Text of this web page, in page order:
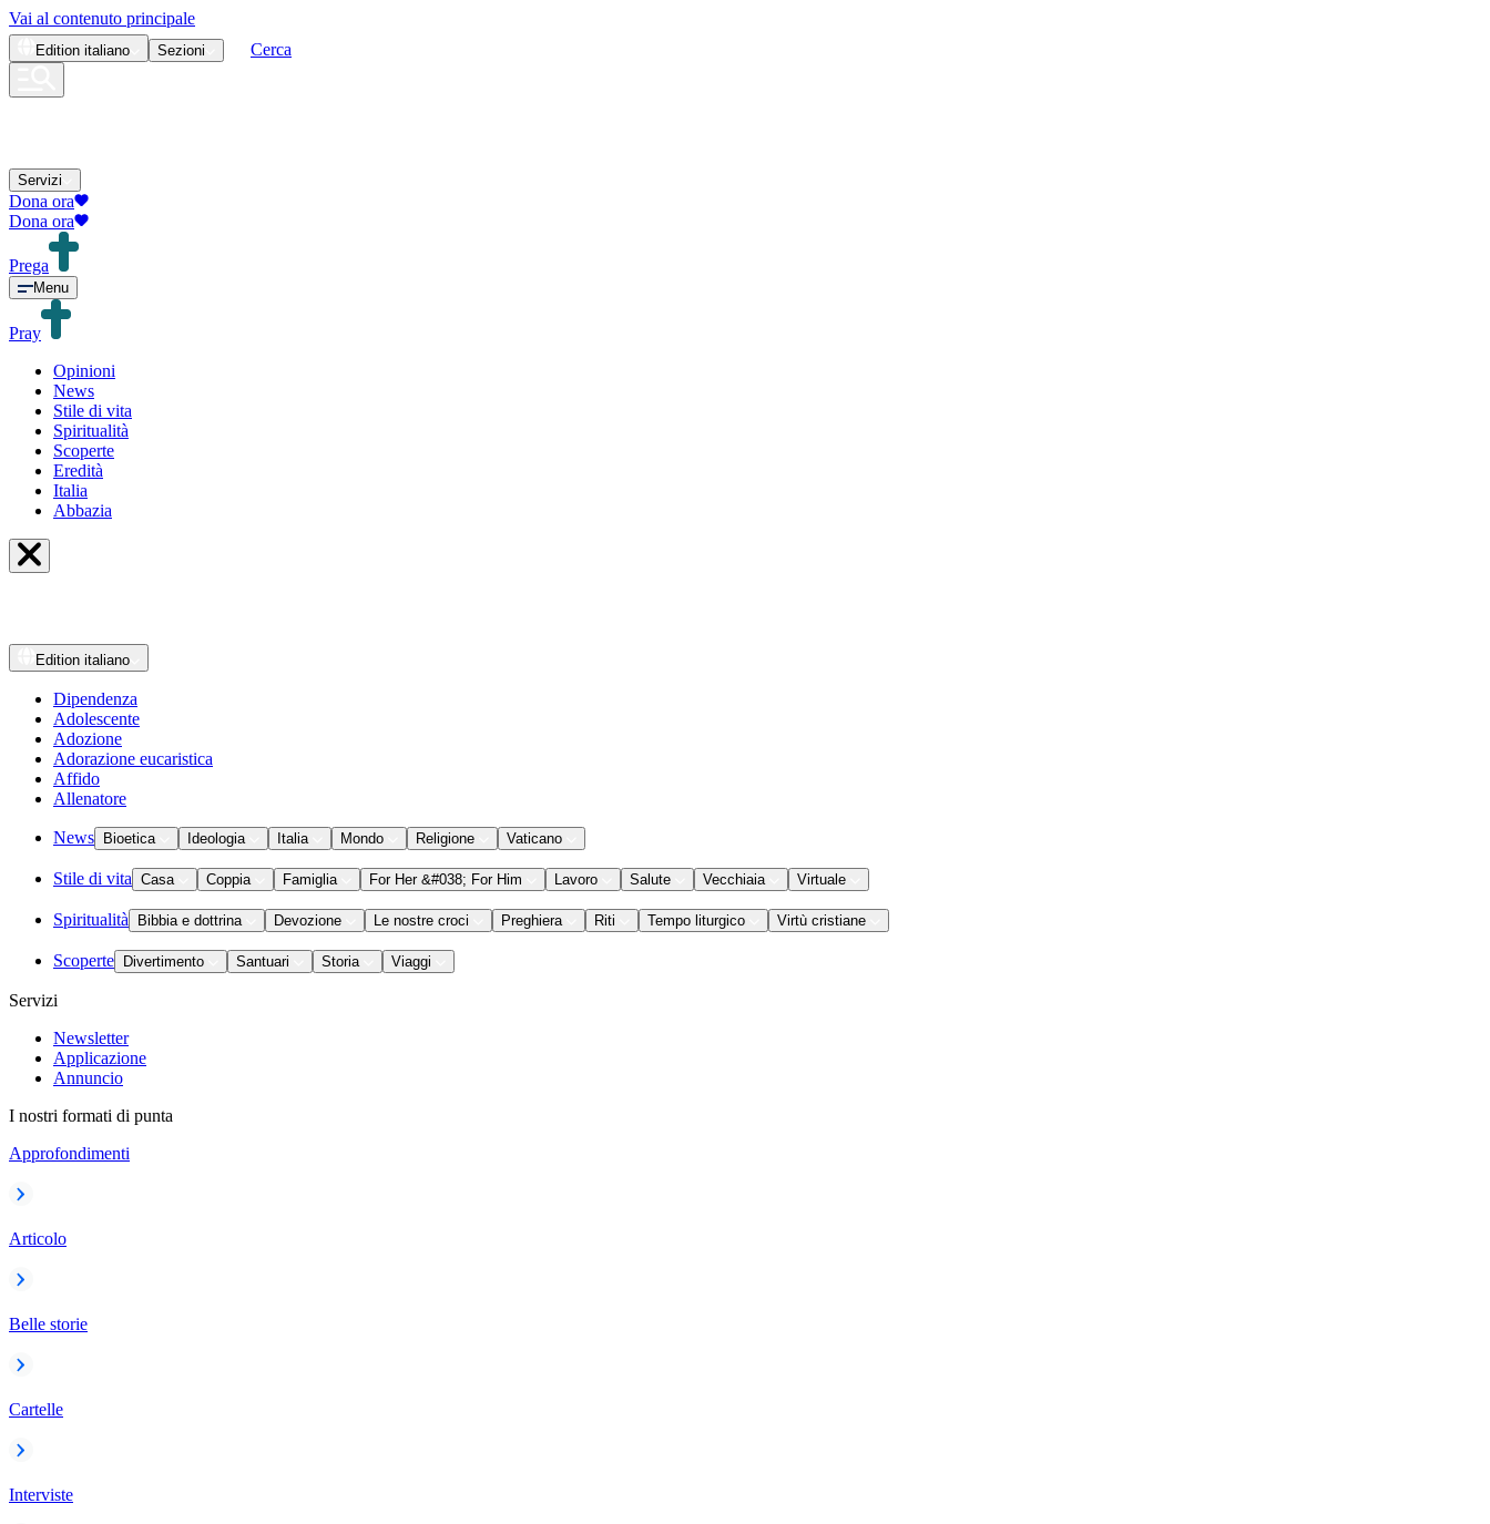
Vai al contenuto principale
Edition italiano Sezioni Cerca
Servizi
Dona ora
Dona ora
Prega
Menu
Pray
Opinioni
News
Stile di vita
Spiritualità
Scoperte
Eredità
Italia
Abbazia
Edition italiano
Dipendenza
Adolescente
Adozione
Adorazione eucaristica
Affido
Allenatore
News Bioetica Ideologia Italia Mondo Religione Vaticano
Stile di vita Casa Coppia Famiglia For Her &#038; For Him Lavoro Salute Vecchiaia Virtuale
Spiritualità Bibbia e dottrina Devozione Le nostre croci Preghiera Riti Tempo liturgico Virtù cristiane
Scoperte Divertimento Santuari Storia Viaggi
Servizi
Newsletter
Applicazione
Annuncio
I nostri formati di punta
Approfondimenti
Articolo
Belle storie
Cartelle
Interviste